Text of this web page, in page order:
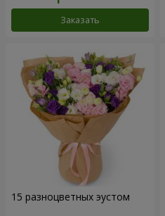
Заказать
15 разноцветных эустом